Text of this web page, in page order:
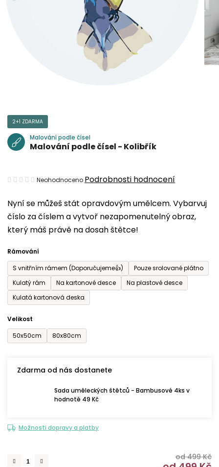
Nyní se můžeš stát opravdovým umělcem. Vybarvuj
číslo za číslem a vytvoř nezapomenutelný obraz,
který máš právě na dosah štětce!
Rámování
S vnitřním rámem (Doporučujeme👍)
Pouze srolované plátno
Kulatý rám
Na kartonové desce
Na plastové desce
Kulatá kartonová deska
Velikost
50x50cm
80x80cm
Zdarma od nás dostanete
Sada uměleckých štětců - Bambusové 4ks v
hodnotě 49 Kč
Možnosti dopravy a platby
od 499 Kč
2+1 ZDARMA
Malování podle čísel
Malování podle čísel - Kolibřík
Průměrné
produktu
je
0,0
5
hvězdiček.
Neohodnoceno Podrobnosti hodnocení